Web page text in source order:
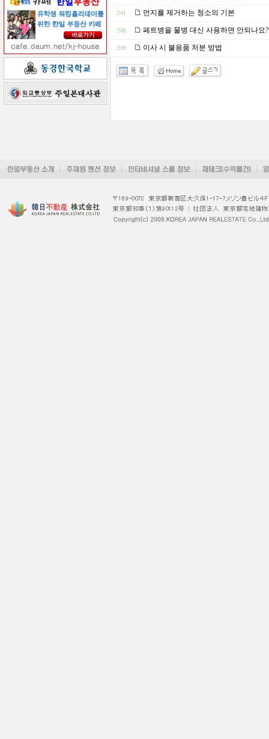
241 먼지를 제거하는 청소의 기본
240 페트병을 물병 대신 사용하면 안되나요?
239 이사 시 불용품 처분 방법